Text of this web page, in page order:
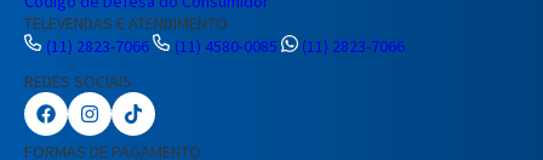
TELEVENDAS E ATENDIMENTO
(11) 2823-7066
(11) 4580-0085
(11) 2823-7066
REDES SOCIAIS
FORMAS DE PAGAMENTO